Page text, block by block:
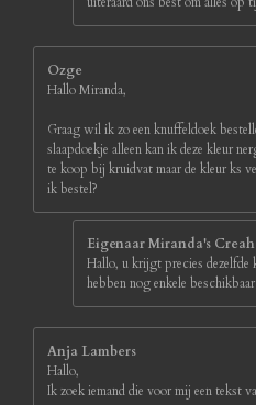
Ozge
Hallo Miranda,
Graag wil ik zo een knuffeldoek
slaapdoekje alleen kan ik deze kleur
te koop bij kruidvat maar de kleur ks
ik bestel?
Eigenaar Miranda's
Hallo, u krijgt precies
hebben nog enkele
Anja Lambers
Hallo,
Ik zoek iemand die voor mij een tekst